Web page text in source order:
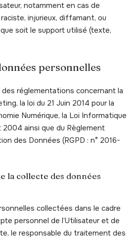
notamment en cas de
injurieux, diffamant, ou
soit le support utilisé (texte,
personnelles
réglementations concernant la
la loi du 21 Juin 2014 pour la
Numérique, la Loi Informatique
ainsi que du Règlement
des Données (RGPD : n° 2016-
la collecte des données
collectées dans le cadre
personnel de l’Utilisateur et de
le responsable du traitement des